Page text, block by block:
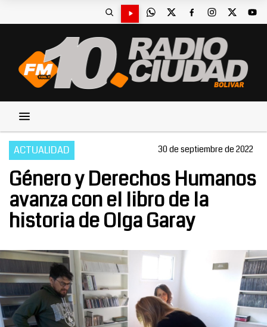
ACTUALIDAD 30 de septiembre de 2022
Género y Derechos Humanos
avanza con el libro de la
historia de Olga Garay